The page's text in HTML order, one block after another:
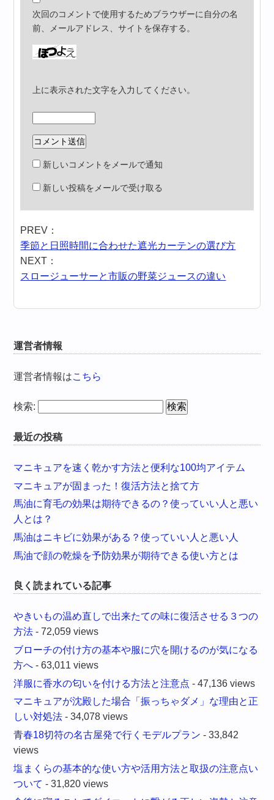
次回のコメントで使用するためブラウザーに自分の名
前、メールアドレス、サイトを保存する。
上に表示された文字を入力してください。
新しいコメントをメールで通知
新しい投稿をメールで受け取る
PREV：
季節と日照時間に合わせた遮光カーテンの選び方
NEXT：
スロージューサーと市販の野菜ジュースの違い
運営者情報
運営者情報はこちら
検索:
最近の投稿
マニキュアを速く乾かす方法と便利な100均アイテム
マニキュアが固まった！復活方法と捨て方
馬油に育毛の効果は期待できるの？使っていい人と悪い
人とは？
馬油はニキビに効果がある？使っていい人と悪い人
馬油で顔の乾燥を予防効果が期待できる使い方とは
良く読まれている記事
やきいもの温め直しで出来たての味に復活させる３つの
方法 - 72,059 views
ブローチの付け方の基本や服に穴を開けるのが気になる
方へ - 63,011 views
洋服に香水の匂いを付ける方法と注意点 - 47,136 views
マニキュアが沈殿した場合「振っちゃダメ」な理由と正
しい対処法 - 34,078 views
青春18切符の名古屋発で行くモデルプラン - 33,842
views
塩まくらの基本的な使い方や活用方法と取扱の注意点い
ついて - 31,820 views